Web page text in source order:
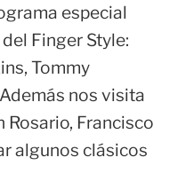
especial
Finger Style:
Tommy
nos visita
Rosario, Francisco
algunos clásicos